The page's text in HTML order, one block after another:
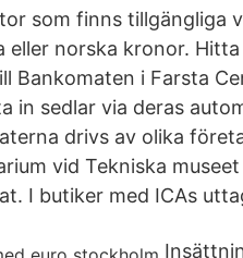
som finns tillgängliga
eller norska kronor.
Bankomaten i Farsta
in sedlar via deras
drivs av olika
vid Tekniska
I butiker med ICAs